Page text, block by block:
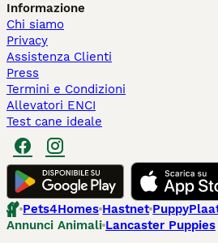
Informazione
Chi siamo
Privacy
Assistenza Clienti
Press
Termini e Condizioni
Allevatori ENCI
Test cane ideale
Pets4Homes Hastnet
Annunci Animali Lancaster Puppies